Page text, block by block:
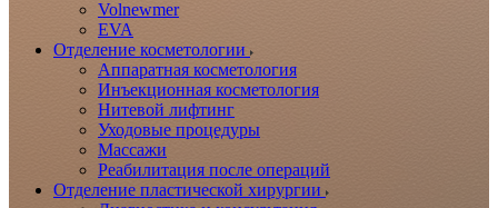
Volnewmer
EVA
Отделение косметологии
Аппаратная косметология
Инъекционная косметология
Нитевой лифтинг
Уходовые процедуры
Массажи
Реабилитация после операций
Отделение пластической хирургии